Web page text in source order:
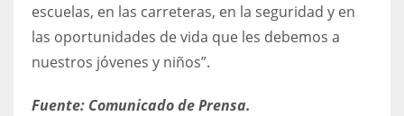
escuelas, en las carreteras, en la seguridad y en
las oportunidades de vida que les debemos a
nuestros jóvenes y niños”.
Fuente: Comunicado de Prensa.